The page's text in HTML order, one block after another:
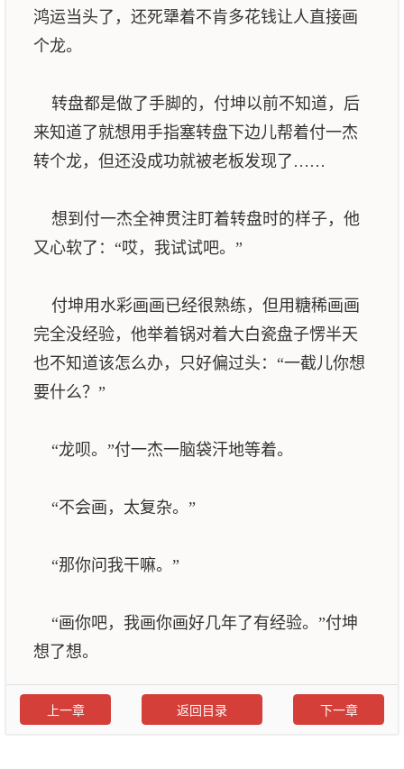
鸿运当头了，还死犟着不肯多花钱让人直接画
个龙。
转盘都是做了手脚的，付坤以前不知道，后
来知道了就想用手指塞转盘下边儿帮着付一杰
转个龙，但还没成功就被老板发现了……
想到付一杰全神贯注盯着转盘时的样子，他
又心软了：“哎，我试试吧。”
付坤用水彩画画已经很熟练，但用糖稀画画
完全没经验，他举着锅对着大白瓷盘子愣半天
也不知道该怎么办，只好偏过头：“一截儿你想
要什么？”
“龙呗。”付一杰一脑袋汗地等着。
“不会画，太复杂。”
“那你问我干嘛。”
“画你吧，我画你画好几年了有经验。”付坤
想了想。
上一章 返回目录 下一章